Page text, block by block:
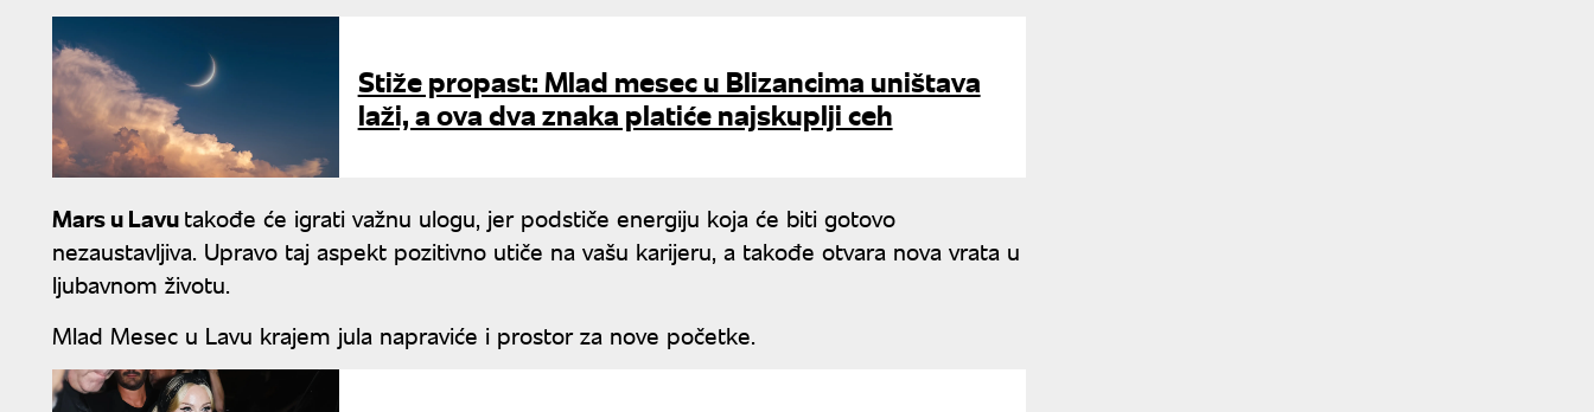
Stiže propast: Mlad mesec u Blizancima uništava
laži, a ova dva znaka platiće najskuplji ceh
Mars u Lavutakođe će igrati važnu ulogu, jer podstiče energiju koja će biti gotovo
nezaustavljiva. Upravo taj aspekt pozitivno utiče na vašu karijeru, a takođe otvara nova vrata u
ljubavnom životu.
Mlad Mesec u Lavu krajem jula napraviće i prostor za nove početke.